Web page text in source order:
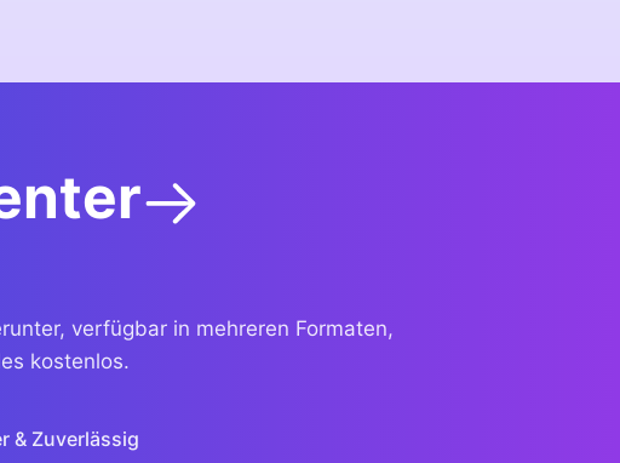
verfügbar in mehreren Formaten,
kostenlos.
& Zuverlässig